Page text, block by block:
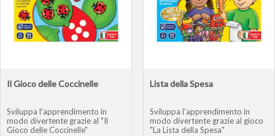
Il Gioco delle Coccinelle
Sviluppa l'apprendimento in
modo divertente grazie al "Il
Gioco delle Coccinelle"
Lista della Spesa
Sviluppa l'apprendimento in
modo divertente grazie al gioco
"La Lista della Spesa"